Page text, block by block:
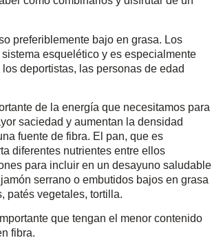
preferiblemente bajo en grasa. Los
esquelético y es especialmente
deportistas, las personas de edad
de la energía que necesitamos para
saciedad y aumentan la densidad
fuente de fibra. El pan, que es
diferentes nutrientes entre ellos
para incluir en un desayuno saludable
serrano o embutidos bajos en grasa
patés vegetales, tortilla.
que tengan el menor contenido
fibra.